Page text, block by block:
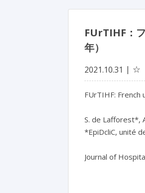
FUrTIHF：
年）
2021.10.31 ☆
FUrTIHF:
S. de Lafforest*,
*EpiDcliC, unité
Journal of